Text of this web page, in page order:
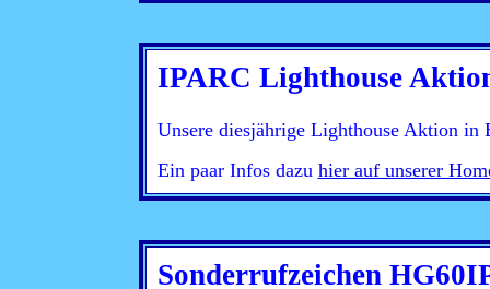
IPARC Lighthouse
Unsere diesjährige Lighthouse Aktion
Ein paar Infos dazu hier auf unserer
Sonderrufzeichen